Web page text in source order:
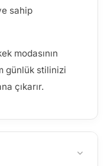
sahip
modasının
günlük stilinizi
çıkarır.